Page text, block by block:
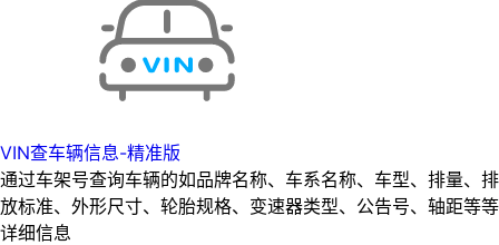
VIN查车辆信息-精准版
通过车架号查询车辆的如品牌名称、车系名称、车型、排量、排
放标准、外形尺寸、轮胎规格、变速器类型、公告号、轴距等等
详细信息